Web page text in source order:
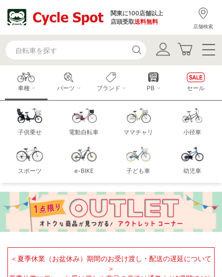
関東に100店舗以上
店頭受取送料無料
店舗検索
車種
子供乗せ 電動自転車 ママチャリ 小径車
スポーツ e-BIKE 子ども車 幼児車
パーツ ブランド PB セール
＜夏季休業（お盆休み）期間のお受け渡し・配送の遅延について
＞